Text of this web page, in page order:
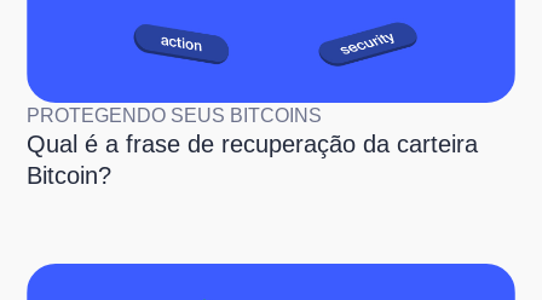
PROTEGENDO SEUS BITCOINS
Qual é a frase de recuperação da carteira
Bitcoin?